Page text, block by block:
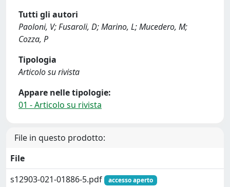
Tutti gli autori
Paoloni, V; Fusaroli, D; Marino, L; Mucedero, M;
Cozza, P
Tipologia
Articolo su rivista
Appare nelle tipologie:
01 - Articolo su rivista
File in questo prodotto:
File
s12903-021-01886-5.pdf
accesso aperto